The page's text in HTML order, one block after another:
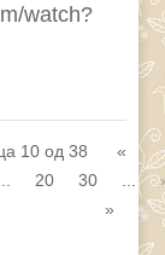
watch?
10 од 38
«
20 30
»